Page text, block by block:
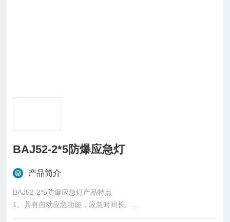
BAJ52-2*5防爆应急灯
产品简介
BAJ52-2*5防爆应急灯产品特点
1、具有自动应急功能，应急时间长。
2、采用LED光源，功率低，寿命长，高效节能。